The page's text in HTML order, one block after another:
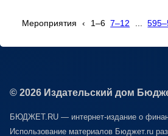
Мероприятия ‹ 1–6 7–12
© 2026 Издательский дом
БЮДЖЕТ.RU — интернет-издание о
Использование материалов Бюджет.ru